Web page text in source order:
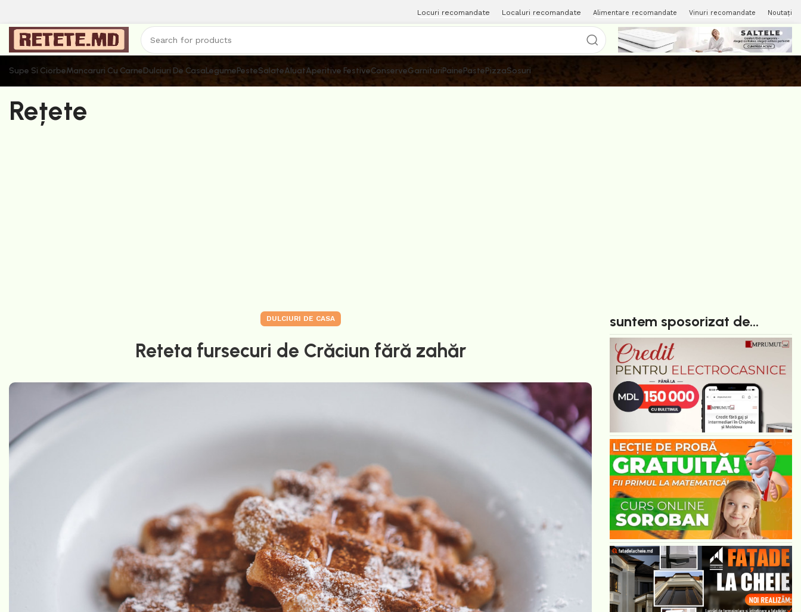
Locuri recomandate Localuri recomandate Alimentare recomandate Vinuri recomandate Noutați
Supe Si CiorbeMancaruri Cu CarneDulciuri De CasaLegumePesteSalateAluatAperitive FestiveConserveGarnituriPainePastePizzaSosuri
Rețete
DULCIURI DE CASA
Reteta fursecuri de Crăciun fără zahăr
suntem sposorizat de...